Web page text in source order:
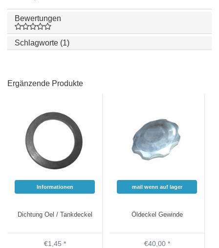
Bewertungen
Schlagworte (1)
Ergänzende Produkte
Informationen
Dichtung Oel / Tankdeckel
€1,45 *
mail wenn auf lager
Öldeckel Gewinde
€40,00 *